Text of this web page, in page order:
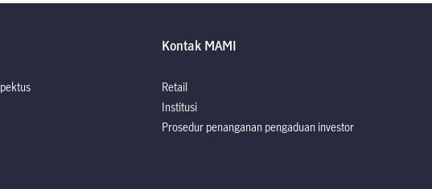
Kontak MAMI
Retail
Institusi
Prosedur penanganan pengaduan investor